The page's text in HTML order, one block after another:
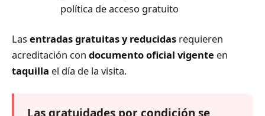
política de acceso gratuito
Lasentradas gratuitas y reducidas requieren
acreditación con documento oficial vigente en
taquilla el día de la visita.